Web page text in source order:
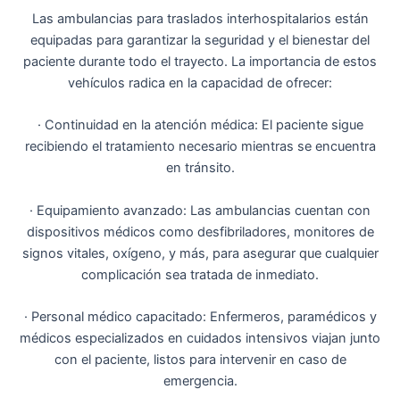
Las ambulancias para traslados interhospitalarios están
equipadas para garantizar la seguridad y el bienestar del
paciente durante todo el trayecto. La importancia de estos
vehículos radica en la capacidad de ofrecer:
· Continuidad en la atención médica: El paciente sigue
recibiendo el tratamiento necesario mientras se encuentra
en tránsito.
· Equipamiento avanzado: Las ambulancias cuentan con
dispositivos médicos como desfibriladores, monitores de
signos vitales, oxígeno, y más, para asegurar que cualquier
complicación sea tratada de inmediato.
· Personal médico capacitado: Enfermeros, paramédicos y
médicos especializados en cuidados intensivos viajan junto
con el paciente, listos para intervenir en caso de
emergencia.